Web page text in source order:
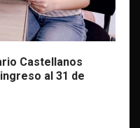
Castellanos
al 31 de